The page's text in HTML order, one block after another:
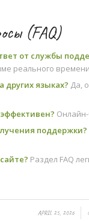
(FAQ)
от службы
реального
других языках? Да,
поддержки?
Раздел FAQ
APRIL 25, 2026
/